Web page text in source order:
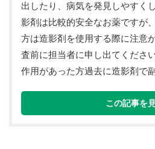
出したり、病気を発見しやすく
影剤は比較的安全なお薬ですが
方は造影剤を使用する際に注意
査前に担当者に申し出てくださ
作用があった方過去に造影剤で
この記事を